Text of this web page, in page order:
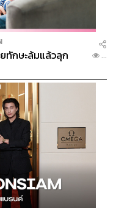
ทักษะล้มแล้วลุก ...